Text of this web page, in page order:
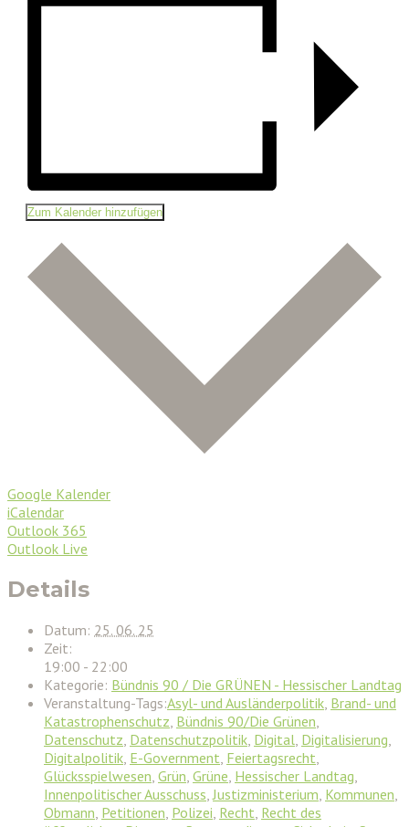
Zum Kalender hinzufügen
Google Kalender
iCalendar
Outlook 365
Outlook Live
Details
Datum: 25. 06. 25
Zeit:
19:00 - 22:00
Kategorie: Bündnis 90 / Die GRÜNEN - Hessischer Landtag
Veranstaltung-Tags:Asyl- und Ausländerpolitik Brand- und
Katastrophenschutz Bündnis 90/Die Grünen
Datenschutz Datenschutzpolitik Digital Digitalisierung
Digitalpolitik E-Government Feiertagsrecht
Glücksspielwesen Grün Grüne Hessischer Landtag
Innenpolitischer Ausschuss Justizministerium Kommunen
Obmann Petitionen Polizei Recht Recht des